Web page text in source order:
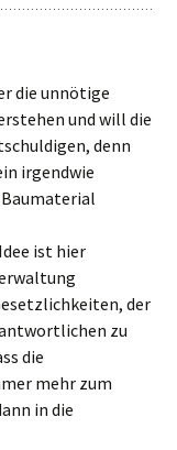
die unnötige
und will die
denn
irgendwie
ist hier
der
zu
die
mehr zum
in die